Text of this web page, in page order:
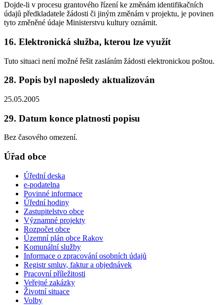
Dojde-li v procesu grantového řízení ke změnám identifikačních
údajů předkladatele žádosti či jiným změnám v projektu, je povinen
tyto změněné údaje Ministerstvu kultury oznámit.
16. Elektronická služba, kterou lze využít
Tuto situaci není možné řešit zasláním žádosti elektronickou poštou.
28. Popis byl naposledy aktualizován
25.05.2005
29. Datum konce platnosti popisu
Bez časového omezení.
Úřad obce
Úřední deska
e-podatelna
Povinné informace
Úřední hodiny
Zastupitelstvo obce
Významné projekty
Rozpočet obce
Územní plán obce Rakov
Komunální služby
Informace o zpracování osobních údajů
Registr smluv, faktur a objednávek
Pracovní příležitosti
Veřejné zakázky
Životní situace
Volby